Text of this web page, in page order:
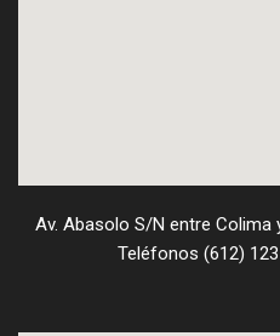
Av. Abasolo S/N entre Colima
Teléfonos (612)